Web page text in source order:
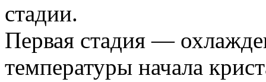
стадии.
Первая стадия —
температуры начала